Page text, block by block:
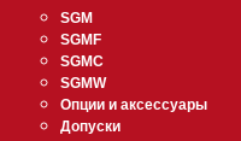
SGM
SGMF
SGMC
SGMW
Опции и аксессуары
Допуски